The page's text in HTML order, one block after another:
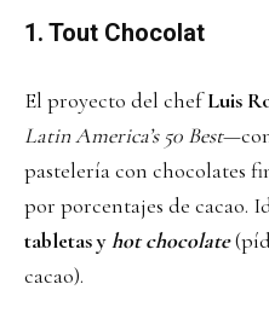
1. Tout Chocolat
El proyecto del chefLuis
Latin America’s 50 Best
pastelería con chocolates
por porcentajes de cacao.
tabletas yhot chocolate
cacao).